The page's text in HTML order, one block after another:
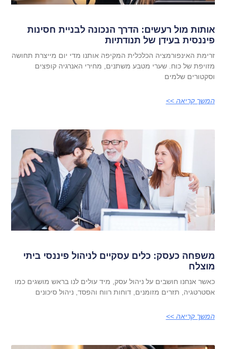
אותות מול רעשים: הדרך הנכונה לבניית חסינות
פיננסית בעידן של תנודתיות
זרימת האינפורמציה הכלכלית המקיפה אותנו מדי יום מייצרת תחושה
מזויפת של כוח. שערי מטבע משתנים, מחירי האנרגיה קופצים
וסקטורים שלמים
המשך קריאה >>
משפחה כעסק: כלים עסקיים לניהול פיננסי ביתי
מוצלח
כאשר אנחנו חושבים על ניהול עסק, מיד עולים לנו בראש מושגים כמו
אסטרטגיה, תזרים מזומנים, דוחות רווח והפסד, ניהול סיכונים
המשך קריאה >>